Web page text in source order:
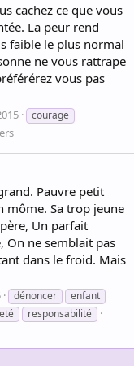
cachez ce que vous
La peur rend
faible le plus normal
ne vous rattrape
vous pas
courage
Pauvre petit
môme. Sa trop jeune
Un parfait
On ne semblait pas
dans le froid. Mais
dénoncer
enfant
responsabilité